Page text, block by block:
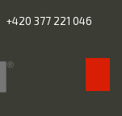
+420 377 221 046